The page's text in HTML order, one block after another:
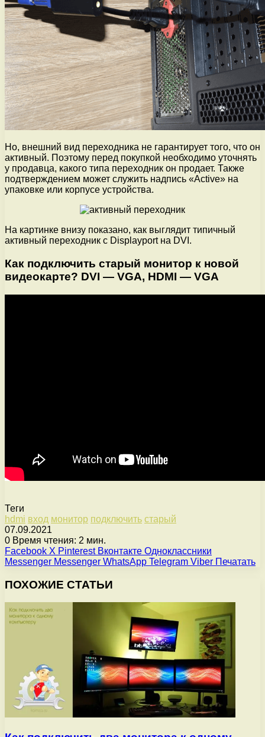
Но, внешний вид переходника не гарантирует того, что он
активный. Поэтому перед покупкой необходимо уточнять
у продавца, какого типа переходник он продает. Также
подтверждением может служить надпись «Active» на
упаковке или корпусе устройства.
На картинке внизу показано, как выглядит типичный
активный переходник с Displayport на DVI.
Как подключить старый монитор к новой
видеокарте? DVI — VGA, HDMI — VGA
Теги
hdmi вход монитор подключить старый
07.09.2021
0 Время чтения: 2 мин.
Facebook X Pinterest Вконтакте Одноклассники
Messenger Messenger WhatsApp Telegram Viber Печатать
ПОХОЖИЕ СТАТЬИ